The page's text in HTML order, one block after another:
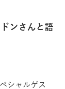
ンさんと語
シャルゲス